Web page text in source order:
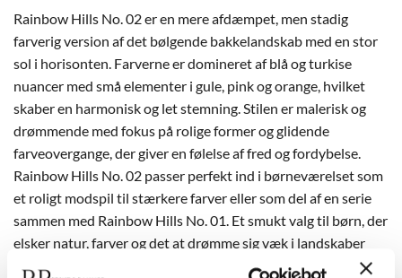
Rainbow Hills No. 02 er en mere afdæmpet, men stadig
farverig version af det bølgende bakkelandskab med en stor
sol i horisonten. Farverne er domineret af blå og turkise
nuancer med små elementer i gule, pink og orange, hvilket
skaber en harmonisk og let stemning. Stilen er malerisk og
drømmende med fokus på rolige former og glidende
farveovergange, der giver en følelse af fred og fordybelse.
Rainbow Hills No. 02 passer perfekt ind i børneværelset som
et roligt modspil til stærkere farver eller som del af en serie
sammen med Rainbow Hills No. 01. Et smukt valg til børn, der
elsker natur, farver og det at drømme sig væk i landskaber
uden grænser.